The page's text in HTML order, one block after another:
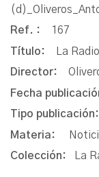
Ref. :
167
Título:
La
Director:
Fecha
Tipo publicación:
Materia:
Colección:
La